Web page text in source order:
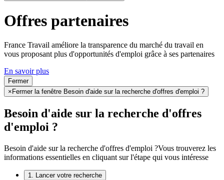
Offres partenaires
France Travail améliore la transparence du marché du travail en
vous proposant plus d'opportunités d'emploi grâce à ses partenaires
En savoir plus
Fermer
× Fermer la fenêtre Besoin d'aide sur la recherche d'offres d'emploi ?
Besoin d'aide sur la recherche d'offres
d'emploi ?
Besoin d'aide sur la recherche d'offres d'emploi ?Vous trouverez les
informations essentielles en cliquant sur l'étape qui vous intéresse
1. Lancer votre recherche